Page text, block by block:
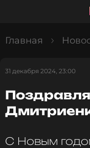
Главная
31 декабря 2024, 23:00
С Новым